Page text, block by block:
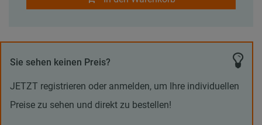
Sie sehen keinen Preis?
JETZT registrieren oder anmelden, um Ihre individuellen
Preise zu sehen und direkt zu bestellen!